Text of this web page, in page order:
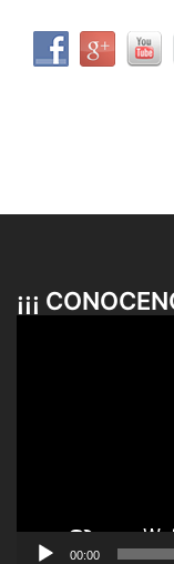
¡¡¡
00:00